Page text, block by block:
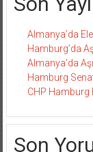
Almanya’da
Hamburg’da
Almanya’da
Hamburg
CHP Hamburg
Son